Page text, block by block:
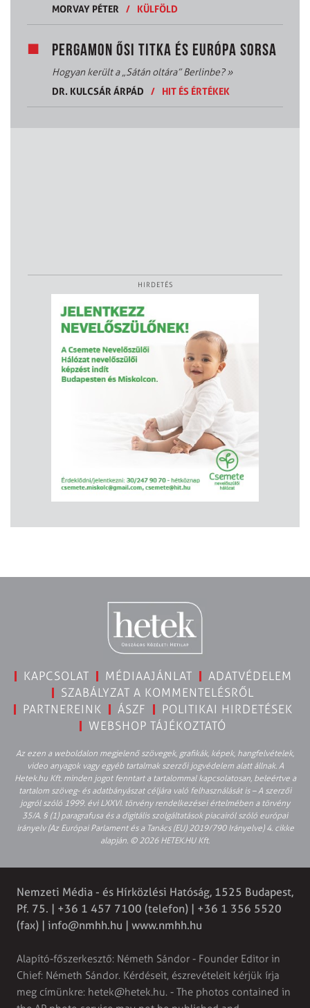
MORVAY PÉTER
/ KÜLFÖLD
PERGAMON ŐSI TITKA ÉS EURÓPA SORSA
Hogyan került a „Sátán oltára” Berlinbe?»
DR. KULCSÁR ÁRPÁD
/ HIT ÉS ÉRTÉKEK
HIRDETÉS
KAPCSOLAT MÉDIAAJÁNLAT
ADATVÉDELEM
SZABÁLYZAT A KOMMENTELÉSRŐL
PARTNEREINK
ÁSZF
POLITIKAI HIRDETÉSEK
WEBSHOP TÁJÉKOZTATÓ
Az ezen a weboldalon megjelenő szövegek, grafikák, képek, hangfelvételek,
video anyagok vagy egyéb tartalmak szerzői jogvédelem alatt állnak. A
Hetek.hu Kft. minden jogot fenntart a tartalommal kapcsolatosan, beleértve a
tartalom szöveg- és adatbányászat céljára való felhasználását is – A szerzői
jogról szóló 1999. évi LXXVI. törvény rendelkezései értelmében a törvény
35/A. § (1) paragrafusa és a digitális szolgáltatások piacairól szóló európai
irányelv (Az Európai Parlament és a Tanács (EU) 2019/790 Irányelve) 4. cikke
alapján. © 2026 HETEK.HU Kft.
Nemzeti Média - és Hírközlési Hatóság, 1525 Budapest,
Pf. 75. | +36 1 457 7100 (telefon) | +36 1 356 5520
(fax) | info@nmhh.hu | www.nmhh.hu
Alapító-főszerkesztő: Németh Sándor - Founder Editor in
Chief: Németh Sándor. Kérdéseit, észrevételeit kérjük írja
meg címünkre: hetek@hetek.hu. - The photos contained in